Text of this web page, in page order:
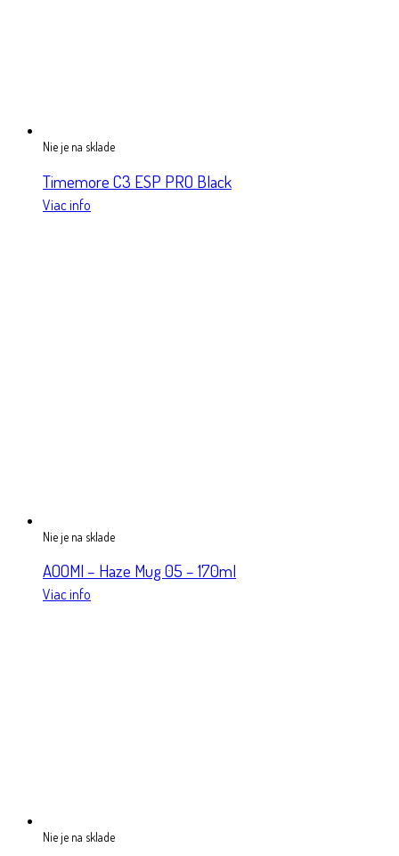
Nie je na sklade
Timemore C3 ESP PRO Black
Viac info
Nie je na sklade
AOOMI – Haze Mug 05 – 170ml
Viac info
Nie je na sklade